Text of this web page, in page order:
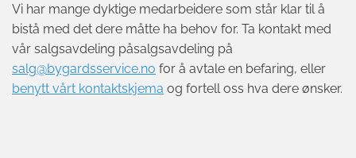
Vi har mange dyktige medarbeidere som står klar til å
bistå med det dere måtte ha behov for. Ta kontakt med
vår salgsavdeling påsalgsavdeling på
salg@bygardsservice.no for å avtale en befaring, eller
benytt vårt kontaktskjema og fortell oss hva dere ønsker.